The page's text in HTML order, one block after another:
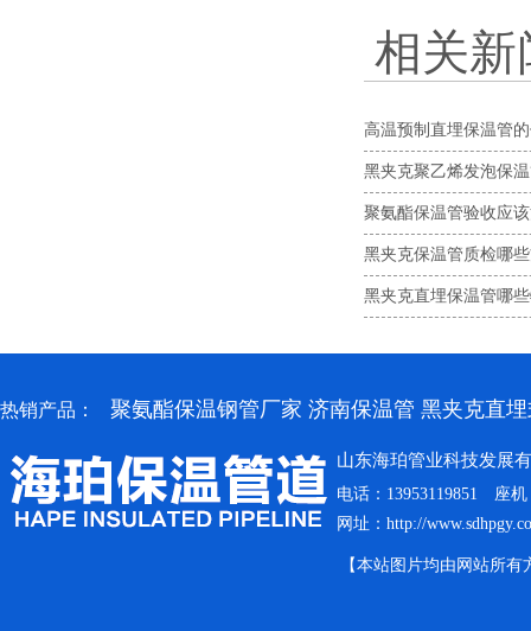
相关新
高温预制直埋保温管
黑夹克聚乙烯发泡保
聚氨酯保温管验收应
黑夹克保温管质检哪
黑夹克直埋保温管哪
热销产品： 聚氨酯保温钢管厂家 济南保温管 黑夹克直
山东海珀管业科技发
电话：13953119851 座
网址： http://
【本站图片均由网站所